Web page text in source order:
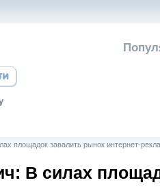
площадок завалить рынок интернет-
В силах